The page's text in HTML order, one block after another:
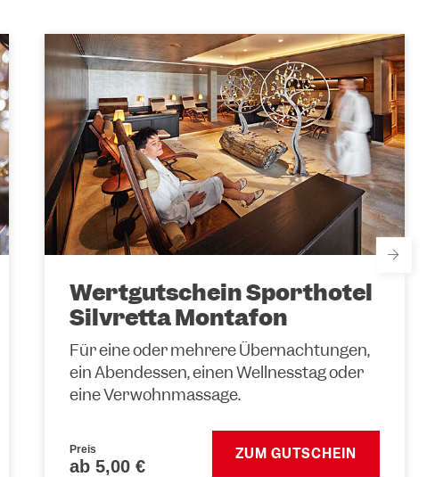
Wertgutschein Sporthotel
Silvretta Montafon
Für eine oder mehrere Übernachtungen,
ein Abendessen, einen Wellnesstag oder
eine Verwöhnmassage.
Preis
ab 5,00 €
ZUM GUTSCHEIN